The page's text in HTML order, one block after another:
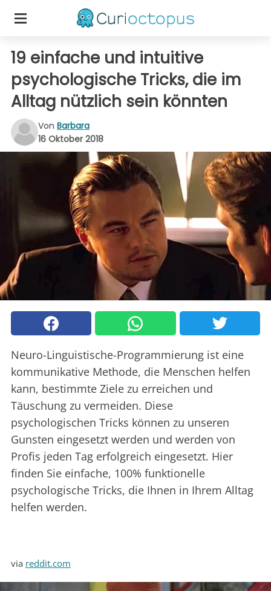
19 einfache und intuitive
psychologische Tricks, die im
Alltag nützlich sein könnten
Von Barbara
16 Oktober 2018
Neuro-Linguistische-Programmierung ist eine
kommunikative Methode, die Menschen helfen
kann, bestimmte Ziele zu erreichen und
Täuschung zu vermeiden. Diese
psychologischen Tricks können zu unseren
Gunsten eingesetzt werden und werden von
Profis jeden Tag erfolgreich eingesetzt. Hier
finden Sie einfache, 100% funktionelle
psychologische Tricks, die Ihnen in Ihrem Alltag
helfen werden.
via reddit.com